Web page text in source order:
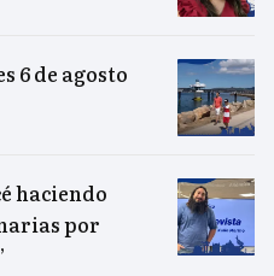
6 de agosto
haciendo
por